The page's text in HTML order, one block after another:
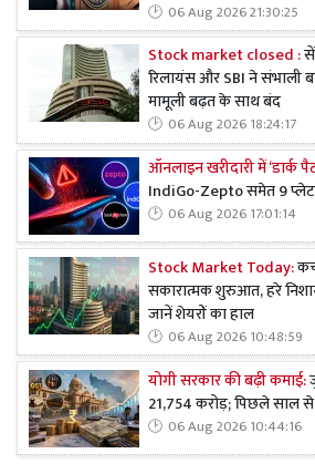
06 Aug 2026 21:30:25
Stock market closed :
रिलायंस और SBI ने संभाली
मामूली बढ़त के साथ बंद
06 Aug 2026 18:24:17
ऑनलाइन खरीदारी में ‘डार्क
IndiGo-Zepto समेत 9
06 Aug 2026 17:01:14
Stock Market Today:
सकारात्मक शुरुआत, हरे
जानें शेयरों का हाल
06 Aug 2026 10:48:59
योगी सरकार की बढ़ी कमाई:
21,754 करोड़; पिछले साल
06 Aug 2026 10:44:16